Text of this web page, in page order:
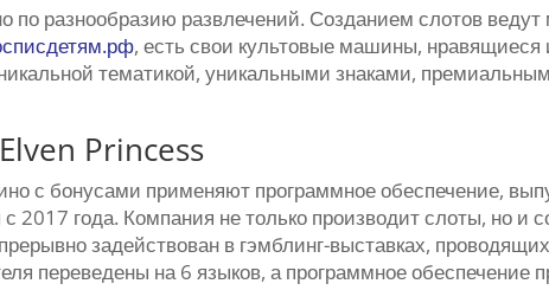
по разнообразию развлечений. Созданием слотов
, есть свои культовые машины,
тематикой, уникальными знаками,
Princess
с бонусами применяют программное обеспечение,
2017 года. Компания не только производит слоты, но и
задействован в гэмблинг-выставках,
переведены на 6 языков, а программное обеспечение